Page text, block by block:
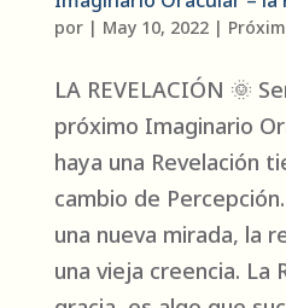
por | May 10, 2022|
LA REVELACIÓN 🌞
próximo Imaginario
haya una Revelación
cambio de
una nueva mirada, la
una vieja creencia. La